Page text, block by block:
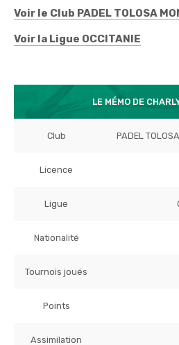
Voir le Club PADEL TOLOSA
Voir la Ligue OCCITANIE
LE MÉMO DE
Club PADEL
Licence
Ligue
Nationalité
Tournois joués
Points
Assimilation